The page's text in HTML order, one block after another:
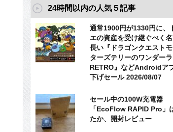
24時間以内の人気５記事
通常1900円が1330円に、
エの資産を受け継ぐべく
長い『ドラゴンクエスト
ターズテリーのワンダー
RETRO』などAndroidア
下げセール 2026/08/07
セール中の100W充電器
「EcoFlow RAPID Pro」
たか、開封レビュー